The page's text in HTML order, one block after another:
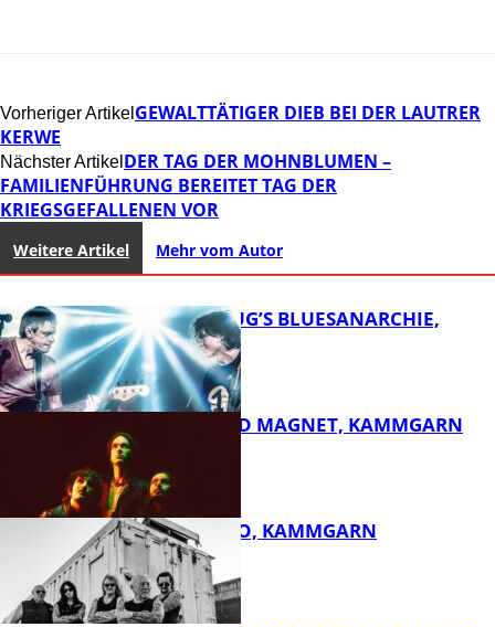
Vorheriger Artikel GEWALTTÄTIGER DIEB BEI DER LAUTRER
KERWE
Nächster Artikel DER TAG DER MOHNBLUMEN –
FAMILIENFÜHRUNG BEREITET TAG DER
KRIEGSGEFALLENEN VOR
Weitere Artikel Mehr vom Autor
THOMAS BLUG’S BLUESANARCHIE,
KAMMGARN
FB Kultur
DIRTY SOUND MAGNET, KAMMGARN
ROSE TATTOO, KAMMGARN